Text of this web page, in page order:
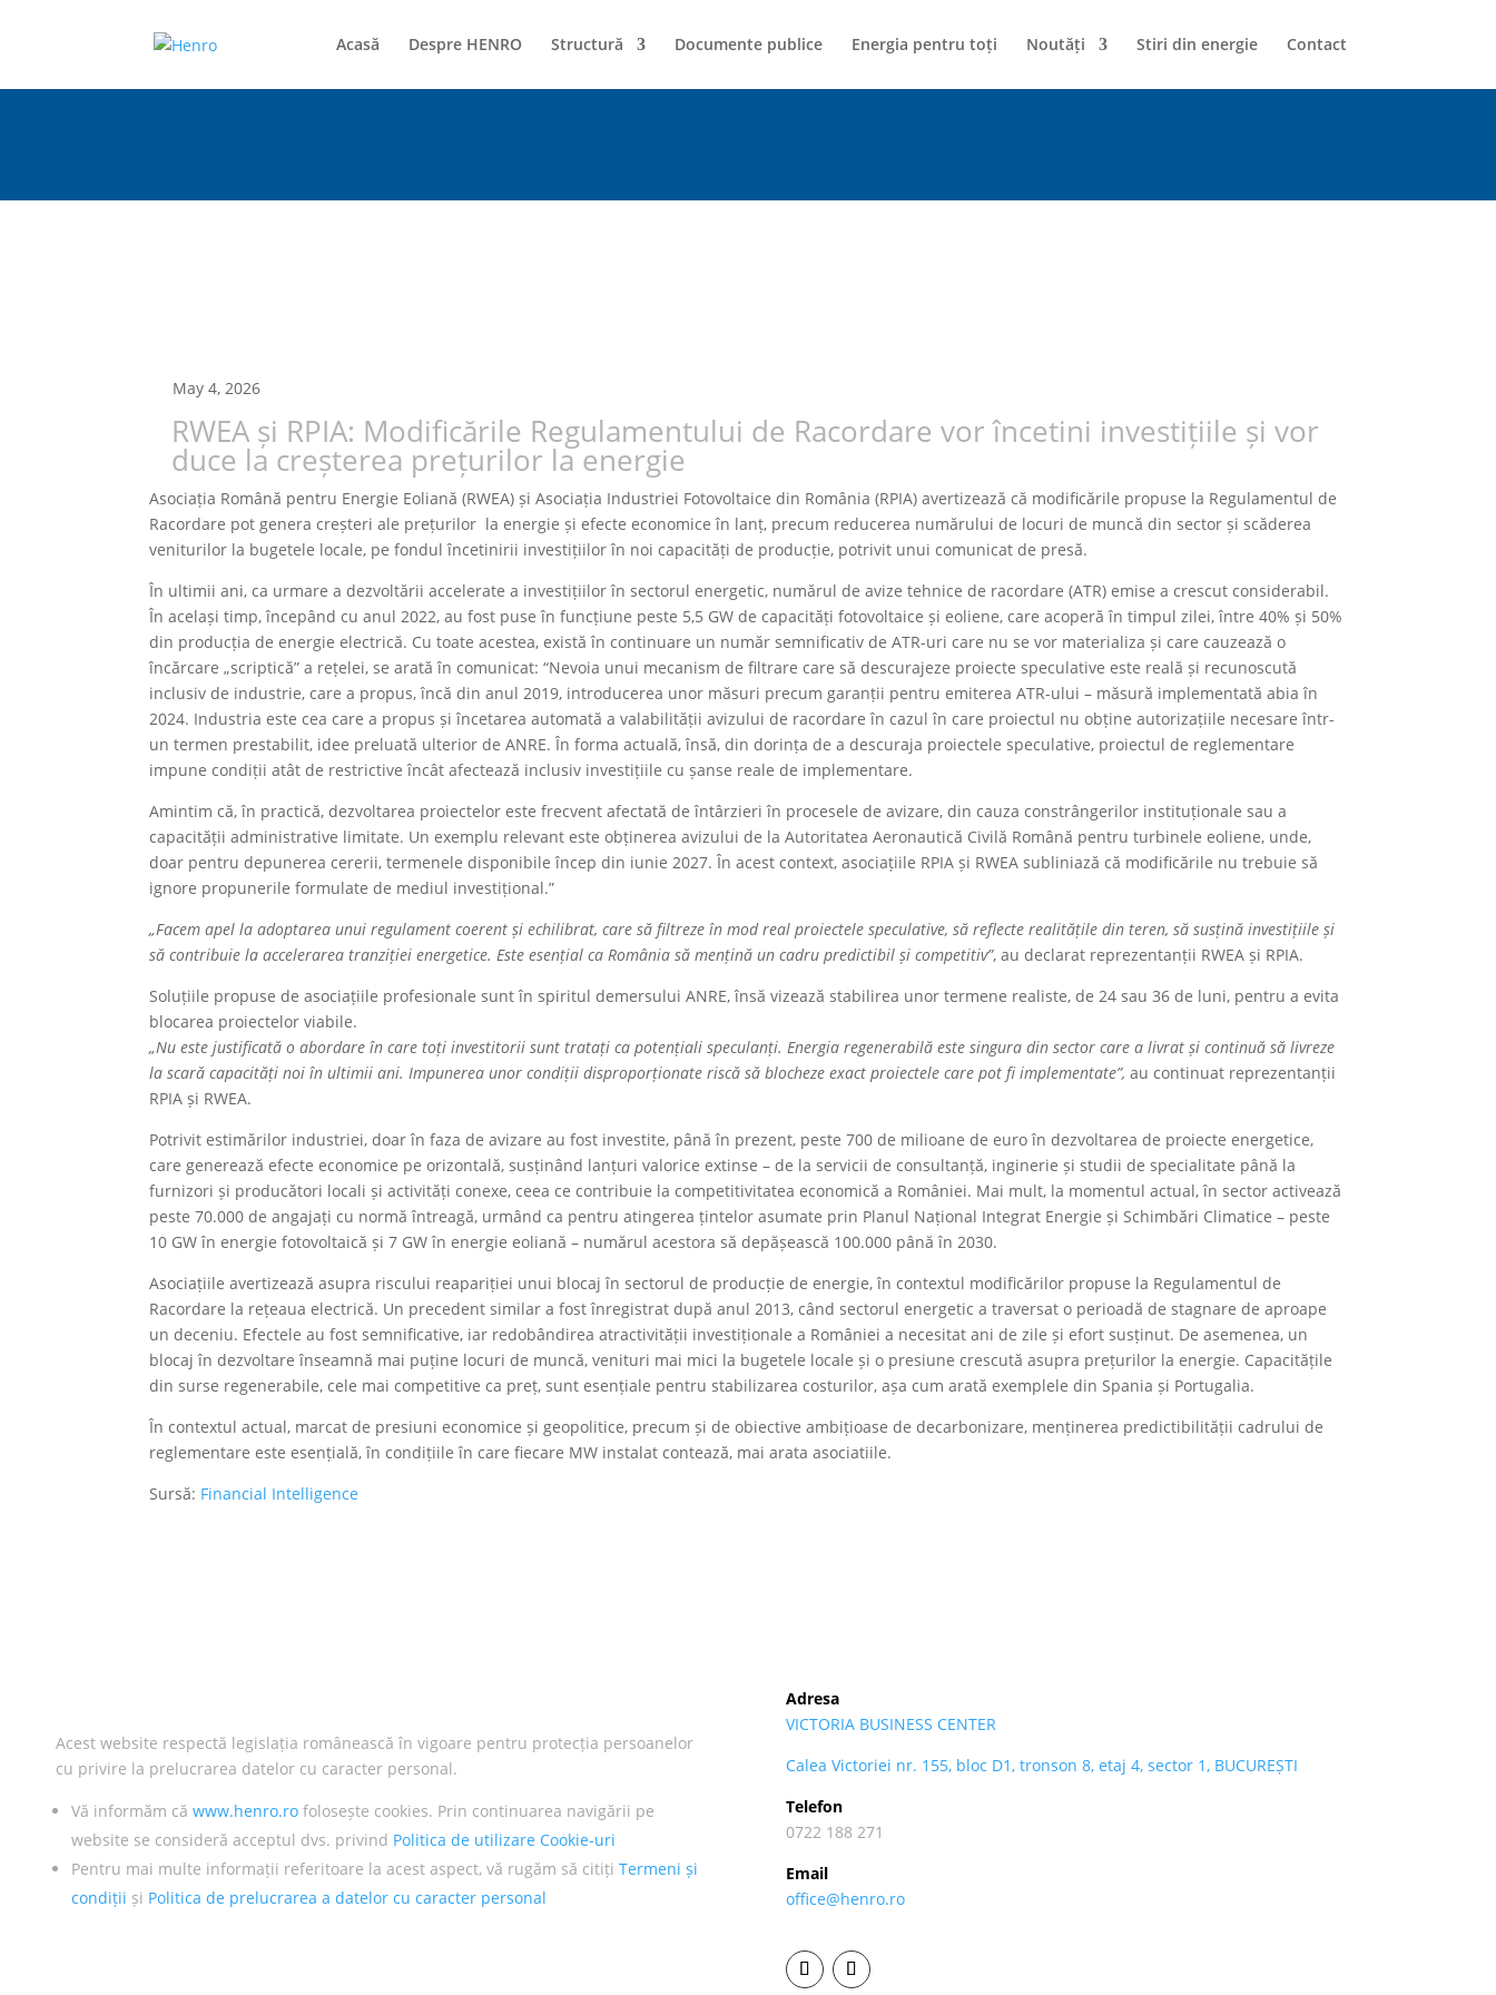
Acasă Despre HENRO Structură Documente publice Energia pentru toți Noutăți Stiri din energie Contact
May 4, 2026
RWEA și RPIA: Modificările Regulamentului de Racordare vor încetini investițiile și vor
duce la creșterea prețurilor la energie
Asociația Română pentru Energie Eoliană (RWEA) și Asociația Industriei Fotovoltaice din România (RPIA) avertizează că modificările propuse la Regulamentul de
Racordare pot genera creșteri ale prețurilor la energie și efecte economice în lanț, precum reducerea numărului de locuri de muncă din sector și scăderea
veniturilor la bugetele locale, pe fondul încetinirii investițiilor în noi capacități de producție, potrivit unui comunicat de presă.
În ultimii ani, ca urmare a dezvoltării accelerate a investițiilor în sectorul energetic, numărul de avize tehnice de racordare (ATR) emise a crescut considerabil.
În același timp, începând cu anul 2022, au fost puse în funcțiune peste 5,5 GW de capacități fotovoltaice și eoliene, care acoperă în timpul zilei, între 40% și 50%
din producția de energie electrică. Cu toate acestea, există în continuare un număr semnificativ de ATR-uri care nu se vor materializa și care cauzează o
încărcare „scriptică” a rețelei, se arată în comunicat: “Nevoia unui mecanism de filtrare care să descurajeze proiecte speculative este reală și recunoscută
inclusiv de industrie, care a propus, încă din anul 2019, introducerea unor măsuri precum garanții pentru emiterea ATR-ului – măsură implementată abia în
2024. Industria este cea care a propus și încetarea automată a valabilității avizului de racordare în cazul în care proiectul nu obține autorizațiile necesare într-
un termen prestabilit, idee preluată ulterior de ANRE. În forma actuală, însă, din dorința de a descuraja proiectele speculative, proiectul de reglementare
impune condiții atât de restrictive încât afectează inclusiv investițiile cu șanse reale de implementare.
Amintim că, în practică, dezvoltarea proiectelor este frecvent afectată de întârzieri în procesele de avizare, din cauza constrângerilor instituționale sau a
capacității administrative limitate. Un exemplu relevant este obținerea avizului de la Autoritatea Aeronautică Civilă Română pentru turbinele eoliene, unde,
doar pentru depunerea cererii, termenele disponibile încep din iunie 2027. În acest context, asociațiile RPIA și RWEA subliniază că modificările nu trebuie să
ignore propunerile formulate de mediul investițional.”
„Facem apel la adoptarea unui regulament coerent și echilibrat, care să filtreze în mod real proiectele speculative, să reflecte realitățile din teren, să susțină investițiile și
să contribuie la accelerarea tranziției energetice. Este esențial ca România să mențină un cadru predictibil și competitiv”, au declarat reprezentanții RWEA și RPIA.
Soluțiile propuse de asociațiile profesionale sunt în spiritul demersului ANRE, însă vizează stabilirea unor termene realiste, de 24 sau 36 de luni, pentru a evita
blocarea proiectelor viabile.
„Nu este justificată o abordare în care toți investitorii sunt tratați ca potențiali speculanți. Energia regenerabilă este singura din sector care a livrat și continuă să livreze
la scară capacități noi înultimii ani. Impunerea unor condiții disproporționate riscă să blocheze exact proiectele care pot fi implementate”,au continuat reprezentanții
RPIA și RWEA.
Potrivit estimărilor industriei, doar în faza de avizare au fost investite, până în prezent, peste 700 de milioane de euro în dezvoltarea de proiecte energetice,
care generează efecte economice pe orizontală, susținând lanțuri valorice extinse – de la servicii de consultanță, inginerie și studii de specialitate până la
furnizori și producători locali și activități conexe, ceea ce contribuie la competitivitatea economică a României. Mai mult, la momentul actual, în sector activează
peste 70.000 de angajați cu normă întreagă, urmând ca pentru atingerea țintelor asumate prin Planul Național Integrat Energie și Schimbări Climatice – peste
10 GW în energie fotovoltaică și 7 GW în energie eoliană – numărul acestora să depășească 100.000 până în 2030.
Asociațiile avertizează asupra riscului reapariției unui blocaj în sectorul de producție de energie, în contextul modificărilor propuse la Regulamentul de
Racordare la rețeaua electrică. Un precedent similar a fost înregistrat după anul 2013, când sectorul energetic a traversat o perioadă de stagnare de aproape
un deceniu. Efectele au fost semnificative, iar redobândirea atractivității investiționale a României a necesitat ani de zile și efort susținut. De asemenea, un
blocaj în dezvoltare înseamnă mai puține locuri de muncă, venituri mai mici la bugetele locale și o presiune crescută asupra prețurilor la energie. Capacitățile
din surse regenerabile, cele mai competitive ca preț, sunt esențiale pentru stabilizarea costurilor, așa cum arată exemplele din Spania și Portugalia.
În contextul actual, marcat de presiuni economice și geopolitice, precum și de obiective ambițioase de decarbonizare, menținerea predictibilității cadrului de
reglementare este esențială, în condițiile în care fiecare MW instalat contează, mai arata asociatiile.
Sursă: Financial Intelligence
Acest website respectă legislația românească în vigoare pentru protecția persoanelor
cu privire la prelucrarea datelor cu caracter personal.
Vă informăm că www.henro.ro folosește cookies. Prin continuarea navigării pe
website se consideră acceptul dvs. privind Politica de utilizare Cookie-uri
Pentru mai multe informații referitoare la acest aspect, vă rugăm să citiți Termeni și
condiții și Politica de prelucrarea a datelor cu caracter personal
Adresa
VICTORIA BUSINESS CENTER
Calea Victoriei nr. 155, bloc D1, tronson 8, etaj 4, sector 1, BUCUREȘTI
Telefon
0722 188 271
Email
office@henro.ro